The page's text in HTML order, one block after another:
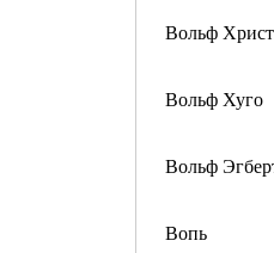
Вольф
Вольф Хуго
Вольф
Вопь